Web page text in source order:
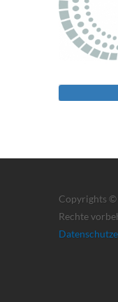
Copyrights ©
Rechte